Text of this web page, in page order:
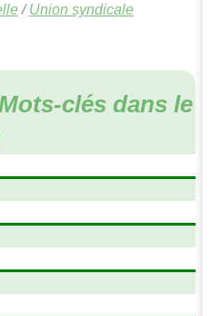
/Union syndicale
clés dans le